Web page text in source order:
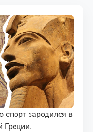
спорт зародился в
Греции.